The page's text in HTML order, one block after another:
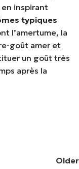
inspirant
typiques
l’amertume, la
goût amer et
un goût très
après la
Older